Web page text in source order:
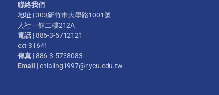
聯絡我們
地址 | 300新竹市大學路1001號
人社一館二樓212A
電話 | 886-3-5712121
ext 31641
傳真 | 886-3-5738083
Email | chialing1997@nycu.edu.tw